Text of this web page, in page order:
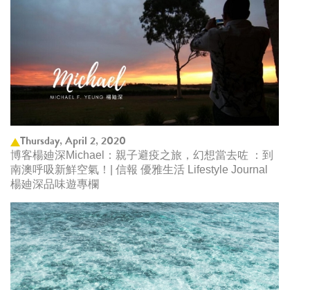
Thursday, April 2, 2020
博客楊廸深Michael：親子避疫之旅，幻想當去咗 ：到
南澳呼吸新鮮空氣！| 信報 優雅生活 Lifestyle Journal
楊廸深品味遊專欄